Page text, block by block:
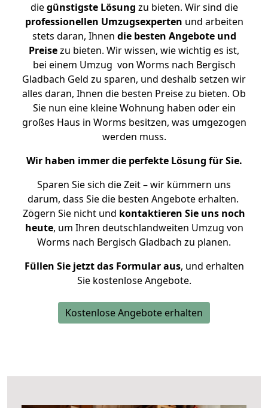
diegünstigste Lösung zu bieten. Wir sind die
professionellen Umzugsexperten und arbeiten
stets daran, Ihnen die besten Angebote und
Preisezu bieten. Wir wissen, wie wichtig es ist,
bei einem Umzug von Worms nach Bergisch
Gladbach Geld zu sparen, und deshalb setzen wir
alles daran, Ihnen die besten Preise zu bieten. Ob
Sie nun eine kleine Wohnung haben oder ein
großes Haus in Worms besitzen, was umgezogen
werden muss.
Wir haben immer die perfekte Lösung für Sie.
Sparen Sie sich die Zeit – wir kümmern uns
darum, dass Sie die besten Angebote erhalten.
Zögern Sie nicht und kontaktieren Sie uns noch
heute, um Ihren deutschlandweiten Umzug von
Worms nach Bergisch Gladbach zu planen.
Füllen Sie jetzt das Formular aus, und erhalten
Sie kostenlose Angebote.
Kostenlose Angebote erhalten